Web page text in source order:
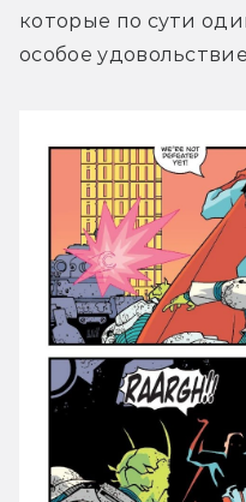
которые по сути
особое